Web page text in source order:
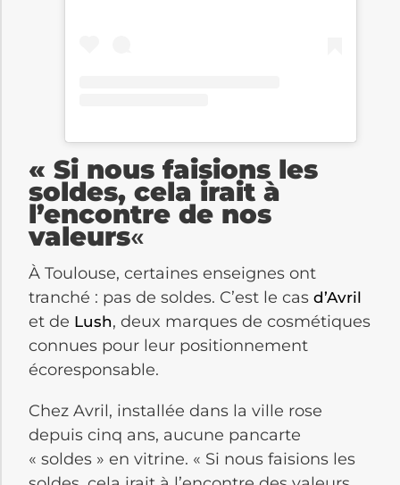
« Si nous faisions les
soldes, cela irait à
l’encontre de nos
valeurs«
À Toulouse, certaines enseignes ont
tranché : pas de soldes. C’est le cas d’Avril
et de Lush, deux marques de cosmétiques
connues pour leur positionnement
écoresponsable.
Chez Avril, installée dans la ville rose
depuis cinq ans, aucune pancarte
« soldes » en vitrine. « Si nous faisions les